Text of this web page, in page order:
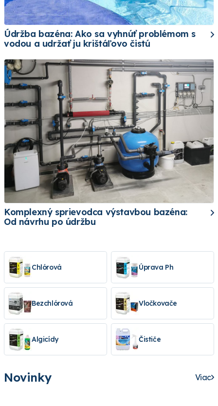
Údržba bazéna: Ako sa vyhnúť problémom s
vodou a udržať ju krištáľovo čistú
Komplexný sprievodca výstavbou bazéna:
Od návrhu po údržbu
Chlórová Úprava Ph
Bezchlórová Vločkovače
Algicídy Čističe
Novinky Viac